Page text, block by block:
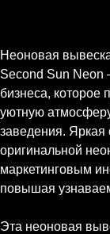
Неоновая
Second Sun Neon
бизнеса, которое
уютную
заведения. Яркая
оригинальной
маркетинговым
повышая
Эта неоновая